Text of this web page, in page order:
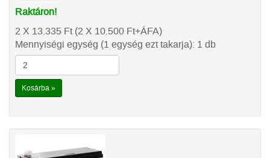
Raktáron!
2 X 13.335 Ft(2 X 10.500 Ft+ÁFA)
Mennyiségi egység (1 egység ezt takarja): 1 db
Kosárba »